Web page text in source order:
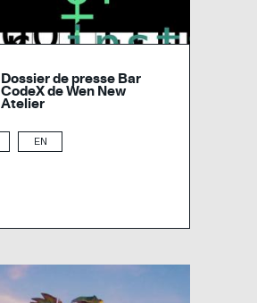
Dossier de presse Bar
CodeX de Wen New
Atelier
EN